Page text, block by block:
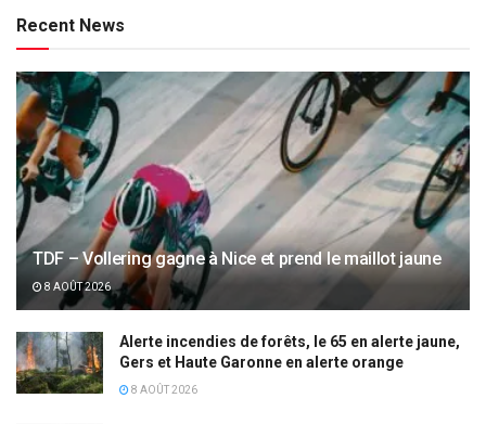
Recent News
TDF – Vollering gagne à Nice et prend le maillot jaune
8 AOÛT 2026
Alerte incendies de forêts, le 65 en alerte jaune,
Gers et Haute Garonne en alerte orange
8 AOÛT 2026